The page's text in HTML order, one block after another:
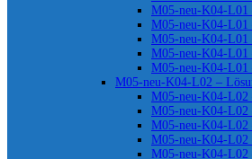
M05-neu-K04-L01
M05-neu-K04-L01
M05-neu-K04-L01
M05-neu-K04-L01
M05-neu-K04-L01
M05-neu-K04-L02 –
M05-neu-K04-L02
M05-neu-K04-L02
M05-neu-K04-L02
M05-neu-K04-L02
M05-neu-K04-L02